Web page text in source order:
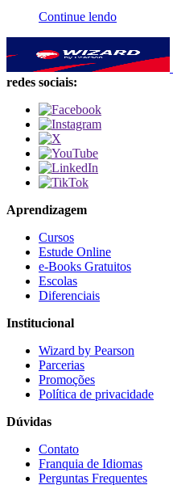
Continue lendo
redes sociais:
Aprendizagem
Cursos
Estude Online
e-Books Gratuitos
Escolas
Diferenciais
Institucional
Wizard by Pearson
Parcerias
Promoções
Política de privacidade
Dúvidas
Contato
Franquia de Idiomas
Perguntas Frequentes